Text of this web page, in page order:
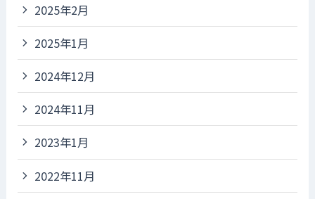
2025年2月
2025年1月
2024年12月
2024年11月
2023年1月
2022年11月